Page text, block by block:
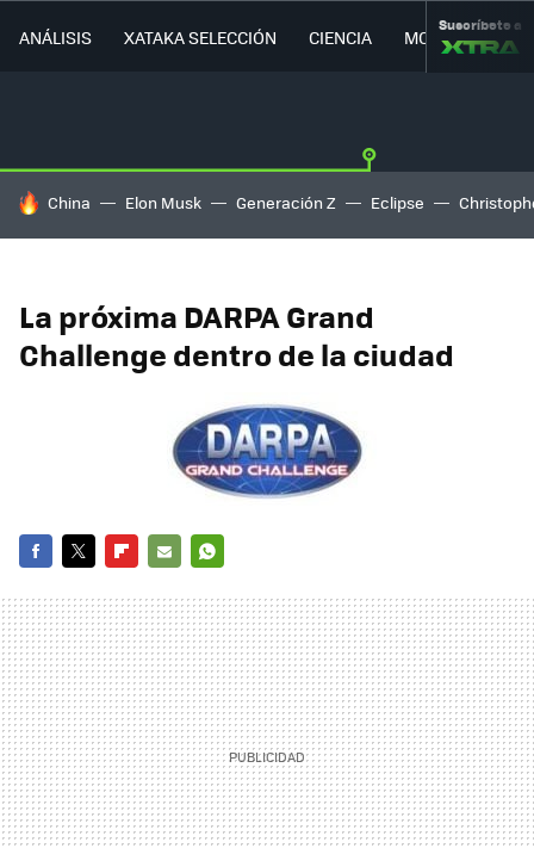
ANÁLISIS XATAKA SELECCIÓN CIENCIA MOVILIDAD
Suscríbete a
HOY SE HABLA DE
China Elon Musk Generación Z Eclipse
La próxima DARPA Grand
Challenge dentro de la ciudad
MAIL